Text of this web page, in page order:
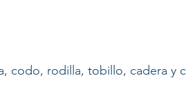
codo, rodilla, tobillo, cadera y